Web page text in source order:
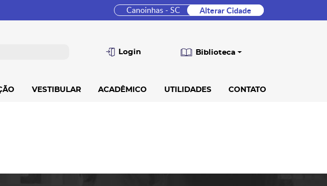
Canoinhas - SC Alterar Cidade
Login Biblioteca
VESTIBULAR ACADÊMICO UTILIDADES CONTATO